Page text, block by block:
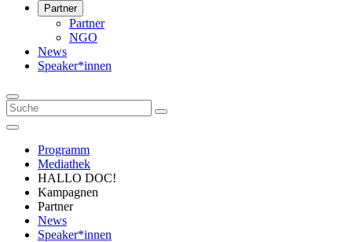
Partner
Partner
NGO
News
Speaker*innen
Programm
Mediathek
HALLO DOC!
Kampagnen
Partner
News
Speaker*innen